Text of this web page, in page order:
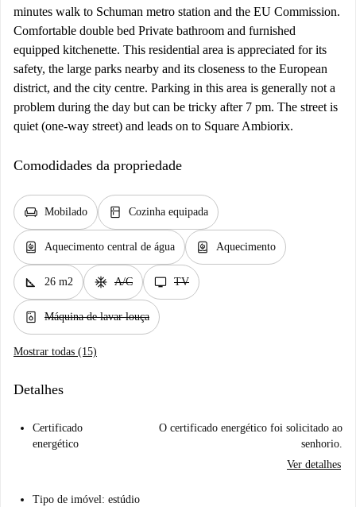
minutes walk to Schuman metro station and the EU Commission.
Comfortable double bed Private bathroom and furnished
equipped kitchenette. This residential area is appreciated for its
safety, the large parks nearby and its closeness to the European
district, and the city centre. Parking in this area is generally not a
problem during the day but can be tricky after 7 pm. The street is
quiet (one-way street) and leads on to Square Ambiorix.
Comodidades da propriedade
chair Mobilado kitchen Cozinha equipada
water_heater Aquecimento central de água water_heater Aquecimento
square_foot 26 m2 ac_unit A/C tv TV
dishwasher_gen Máquina de lavar louça
Mostrar todas (15)
Detalhes
Certificado
energético
O certificado energético foi solicitado ao
senhorio.
Ver detalhes
Tipo de imóvel: estúdio